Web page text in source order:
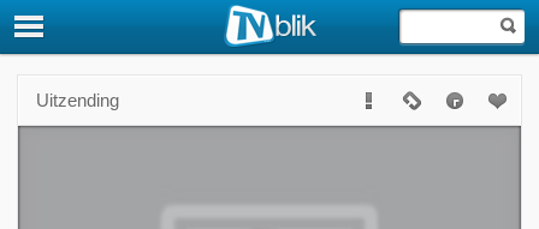
Uitzending